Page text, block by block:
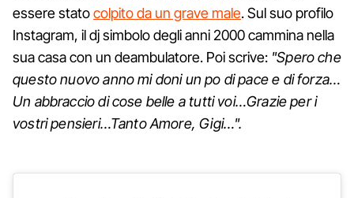
essere statocolpito da un grave male. Sul suo profilo
Instagram, il dj simbolo degli anni 2000 cammina nella
sua casa con un deambulatore. Poi scrive: "Spero che
questo nuovo anno mi doni un po di pace e di forza…
Un abbraccio di cose belle a tutti voi…Grazie per i
vostri pensieri…Tanto Amore, Gigi…".